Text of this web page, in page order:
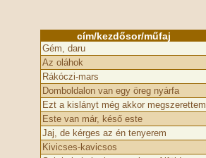
cím/kezdősor/műfaj
Gém, daru
Az oláhok
Rákóczi-mars
Domboldalon van egy öreg nyárfa
Ezt a kislányt még akkor megszerettem
Este van már, késő este
Jaj, de kérges az én tenyerem
Kivicses-kavicsos